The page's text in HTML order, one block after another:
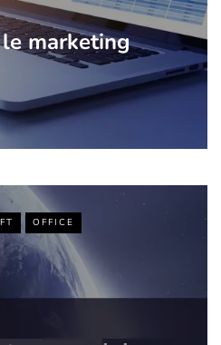
marketing
OFFICE